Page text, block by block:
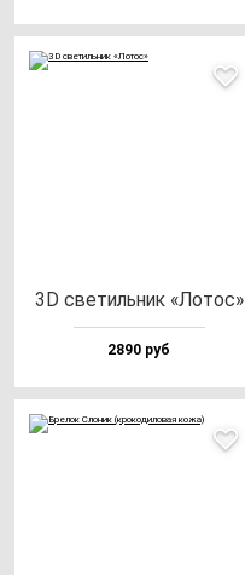
3D све­тиль­ник «Лотос»
2890 руб